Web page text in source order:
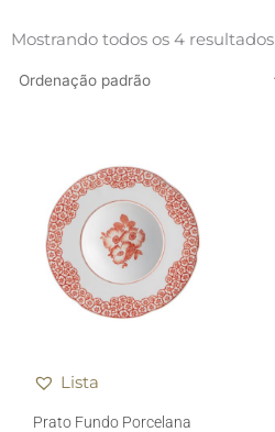
Mostrando todos os 4 resultados
Lista
Prato Fundo Porcelana